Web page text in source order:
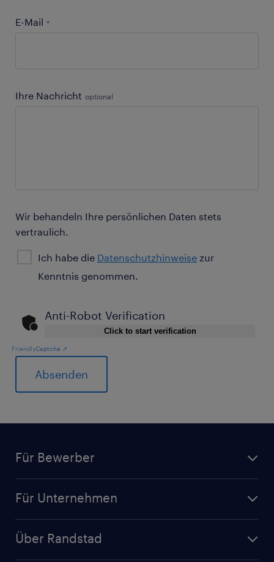
E-Mail *
Ihre Nachricht optional
Wir behandeln Ihre persönlichen Daten stets
vertraulich.
Ich habe die Datenschutzhinweise zur
Kenntnis genommen.
Anti-Robot Verification
Click to start verification
FriendlyCaptcha ⇗
Für Bewerber
Für Unternehmen
Über Randstad